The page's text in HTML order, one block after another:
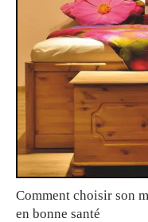
Comment choisir son
en bonne santé